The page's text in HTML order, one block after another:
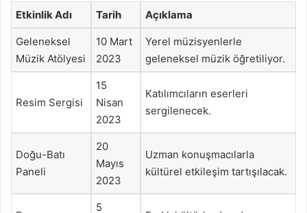
Etkinlik Adı Tarih Açıklama
Geleneksel
Müzik Atölyesi
10 Mart
2023
Yerel müzisyenlerle
geleneksel müzik öğretiliyor.
Resim Sergisi
15
Nisan
2023
Katılımcıların eserleri
sergilenecek.
Doğu-Batı
Paneli
20
Mayıs
2023
Uzman konuşmacılarla
kültürel etkileşim tartışılacak.
5